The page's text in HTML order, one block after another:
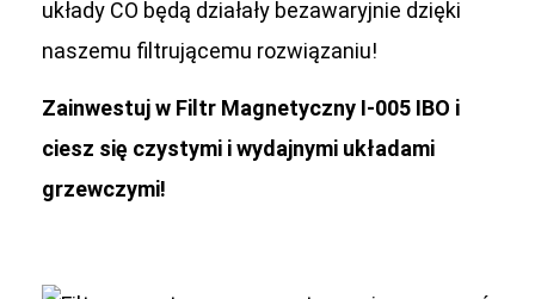
układy CO będą działały bezawaryjnie dzięki
naszemu filtrującemu rozwiązaniu!
Zainwestuj w Filtr Magnetyczny I-005 IBO i
ciesz się czystymi i wydajnymi układami
grzewczymi!